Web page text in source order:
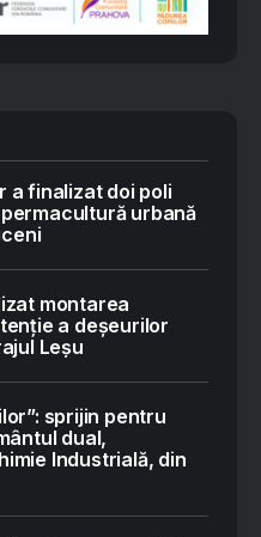
a finalizat doi poli
urbană
montarea
a deșeurilor
Leșu
sprijin pentru
dual,
Industrială, din